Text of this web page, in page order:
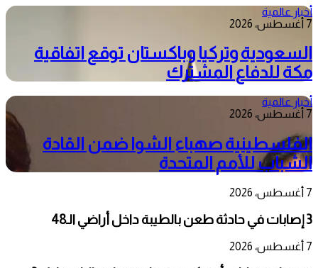
أخبار عالمية
7 أغسطس، 2026
السعودية وتركيا وباكستان توقع اتفاقية
مكة للدفاع المشترك
أخبار عالمية
7 أغسطس، 2026
الفلسطينية صهباء الشوا ضمن القادة
الشباب للأمم المتحدة
7 أغسطس، 2026
3 إصابات في حادثة طعن بالطيبة داخل أراضي الـ48
7 أغسطس، 2026